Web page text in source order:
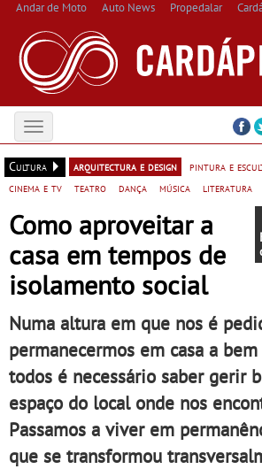
Andar de Moto Auto News Propedalar
Toggle
navigation
Cultura
arquitectura e design pintura e
cinema e tv
teatro dança música literatura
Como aproveitar a
casa em tempos de
isolamento social
Numa altura em que nos é
permanecermos em casa a
todos é necessário saber gerir
espaço do local onde nos
Passamos a viver em
que se transformou